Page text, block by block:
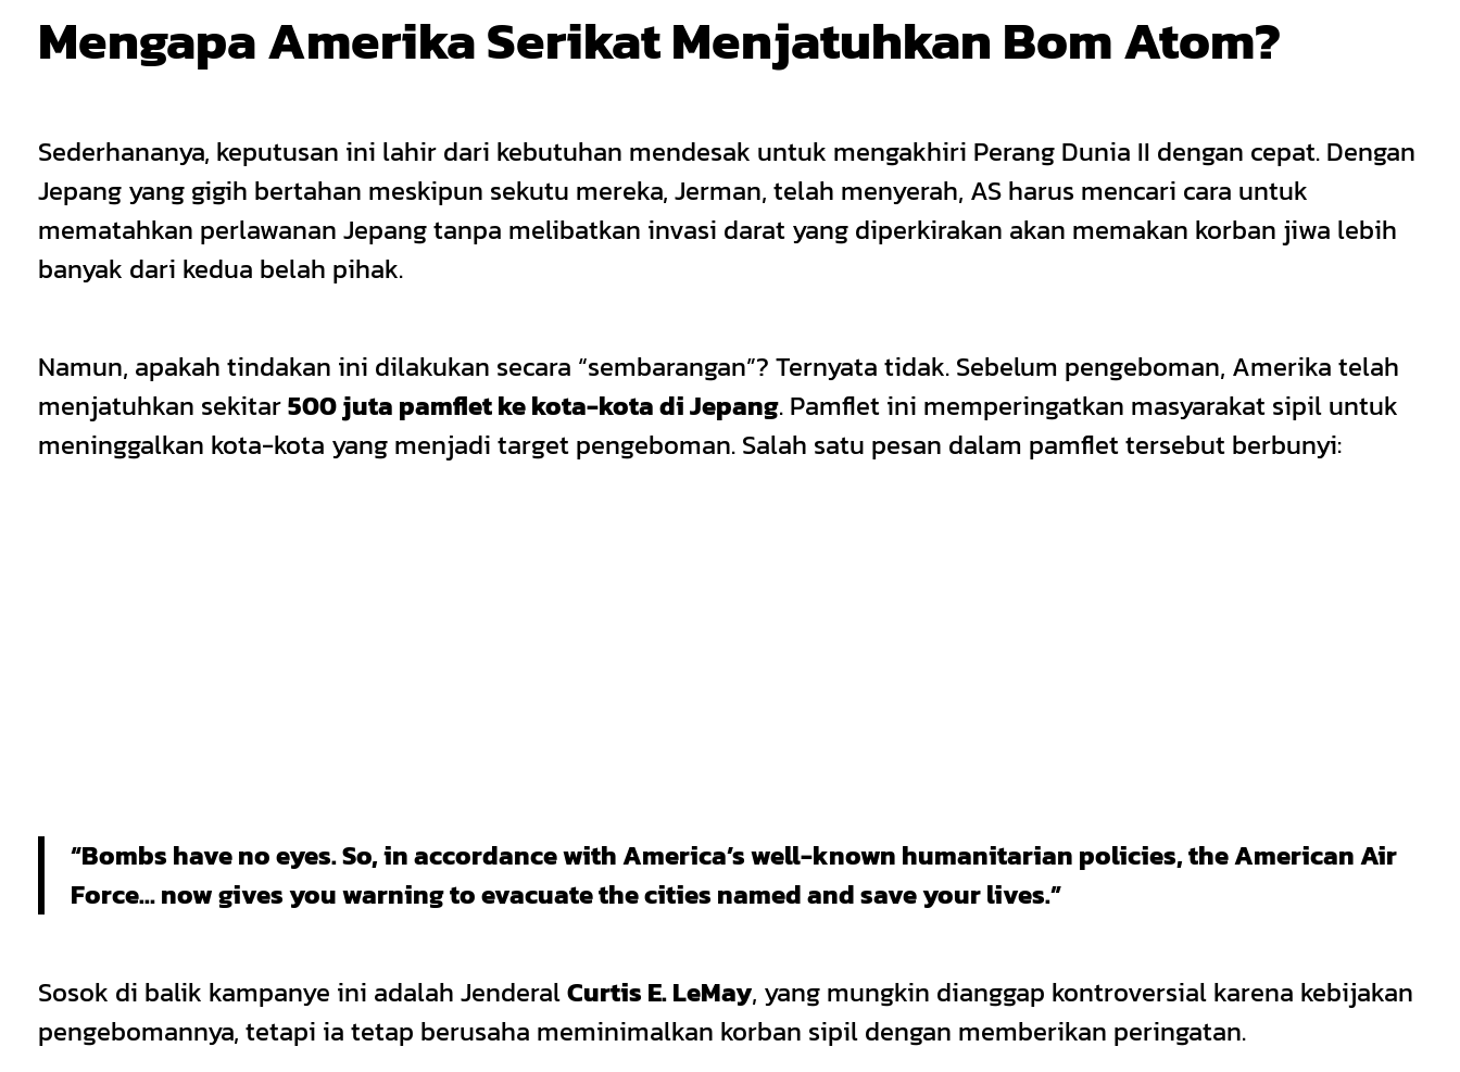
Mengapa Amerika Serikat Menjatuhkan Bom Atom?
Sederhananya, keputusan ini lahir dari kebutuhan mendesak untuk mengakhiri Perang Dunia II dengan cepat. Dengan
Jepang yang gigih bertahan meskipun sekutu mereka, Jerman, telah menyerah, AS harus mencari cara untuk
mematahkan perlawanan Jepang tanpa melibatkan invasi darat yang diperkirakan akan memakan korban jiwa lebih
banyak dari kedua belah pihak.
Namun, apakah tindakan ini dilakukan secara “sembarangan”? Ternyata tidak. Sebelum pengeboman, Amerika telah
menjatuhkan sekitar500 juta pamflet ke kota-kota di Jepang. Pamflet ini memperingatkan masyarakat sipil untuk
meninggalkan kota-kota yang menjadi target pengeboman. Salah satu pesan dalam pamflet tersebut berbunyi:
“Bombs have no eyes. So, in accordance with America’s well-known humanitarian policies, the American Air
Force… now gives you warning to evacuate the cities named and save your lives.”
Sosok di balik kampanye ini adalah JenderalCurtis E. LeMay, yang mungkin dianggap kontroversial karena kebijakan
pengebomannya, tetapi ia tetap berusaha meminimalkan korban sipil dengan memberikan peringatan.